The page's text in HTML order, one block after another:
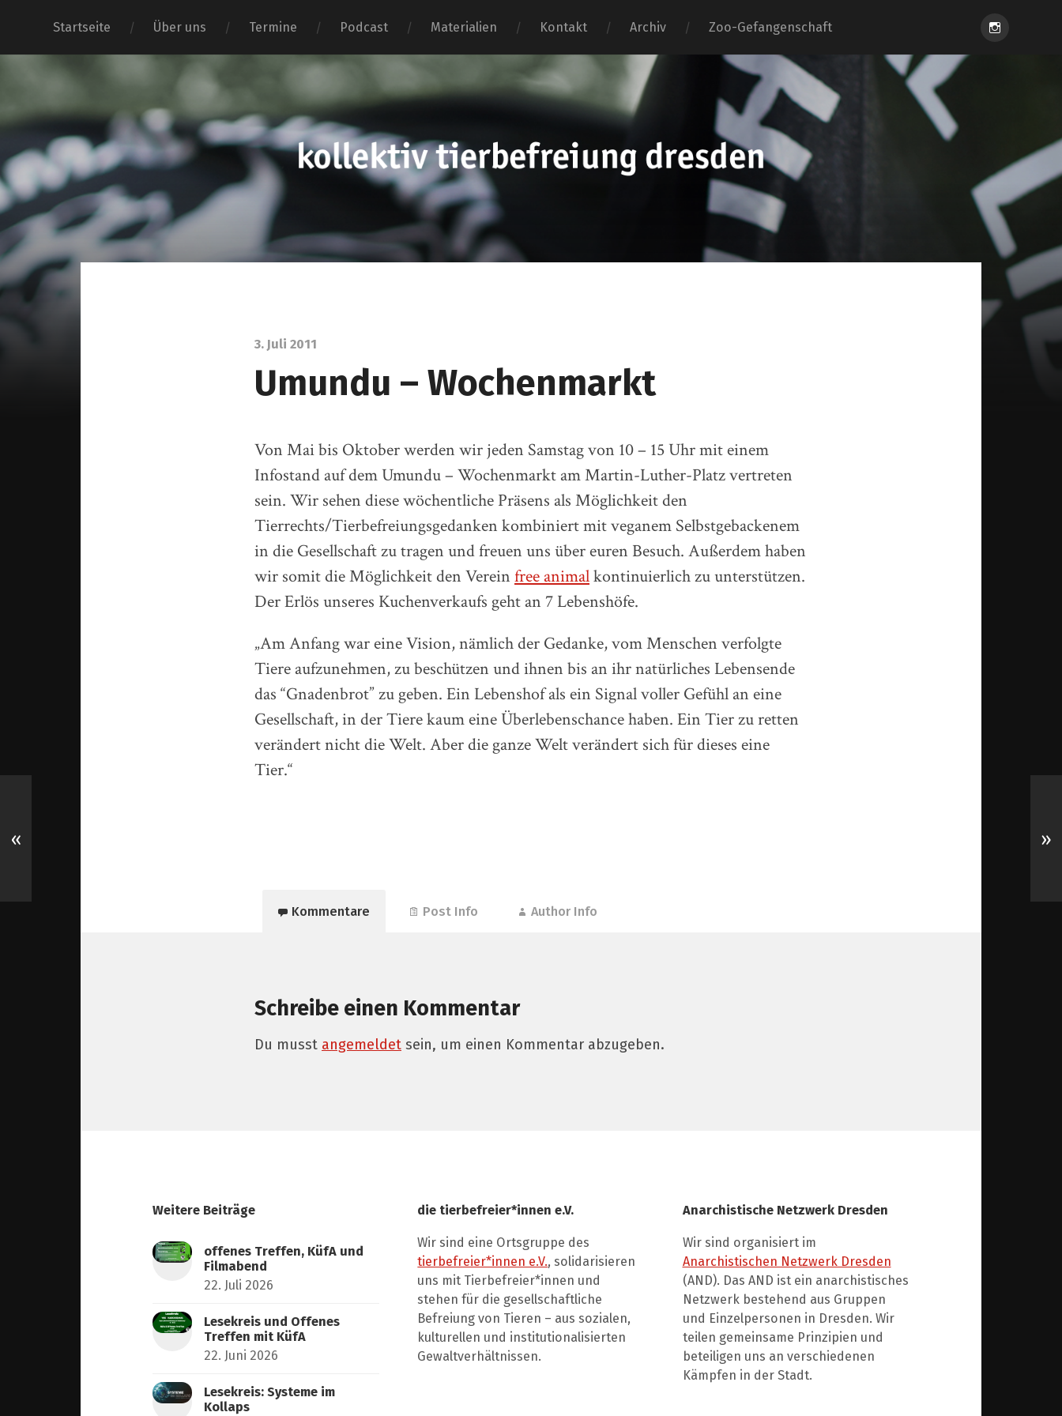
Startseite Über uns Termine Podcast Materialien Kontakt Archiv Zoo-Gefangenschaft Instagram
tierbefreiung
3. Juli 2011
Umundu – Wochenmarkt
Von Mai bis Oktober werden wir jeden Samstag von 10 – 15 Uhr mit einem
Infostand auf dem Umundu – Wochenmarkt am Martin-Luther-Platz vertreten
sein. Wir sehen diese wöchentliche Präsens als Möglichkeit den
Tierrechts/Tierbefreiungsgedanken kombiniert mit veganem Selbstgebackenem
in die Gesellschaft zu tragen und freuen uns über euren Besuch. Außerdem haben
wir somit die Möglichkeit den Verein free animalkontinuierlich zu unterstützen.
Der Erlös unseres Kuchenverkaufs geht an 7 Lebenshöfe.
„Am Anfang war eine Vision, nämlich der Gedanke, vom Menschen verfolgte
Tiere aufzunehmen, zu beschützen und ihnen bis an ihr natürliches Lebensende
das “Gnadenbrot” zu geben. Ein Lebenshof als ein Signal voller Gefühl an eine
Gesellschaft, in der Tiere kaum eine Überlebenschance haben. Ein Tier zu retten
verändert nicht die Welt. Aber die ganze Welt verändert sich für dieses eine
Tier.“
Kommentare Post Info Author Info
Schreibe einen Kommentar
Du musst angemeldet sein, um einen Kommentar abzugeben.
« »
Weitere Beiträge
offenes Treffen, KüfA und
Filmabend
22. Juli 2026
Lesekreis und Offenes
Treffen mit KüfA
22. Juni 2026
Lesekreis: Systeme im
Kollaps
die tierbefreier*innen e.V.
Wir sind eine Ortsgruppe des
tierbefreier*innen e.V., solidarisieren
uns mit Tierbefreier*innen und
stehen für die gesellschaftliche
Befreiung von Tieren – aus sozialen,
kulturellen und institutionalisierten
Gewaltverhältnissen.
Anarchistische Netzwerk Dresden
Wir sind organisiert im
Anarchistischen Netzwerk Dresden
(AND). Das AND ist ein anarchistisches
Netzwerk bestehend aus Gruppen
und Einzelpersonen in Dresden. Wir
teilen gemeinsame Prinzipien und
beteiligen uns an verschiedenen
Kämpfen in der Stadt.